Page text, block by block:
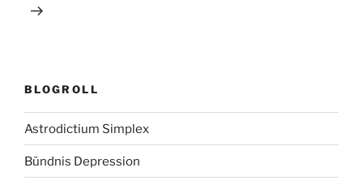
BLOGROLL
Astrodictium Simplex
Bündnis Depression